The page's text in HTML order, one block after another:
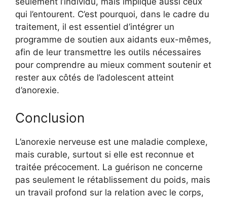
qui l’entourent. C’est pourquoi, dans le cadre du
traitement, il est essentiel d’intégrer un
programme de soutien aux aidants eux-mêmes,
afin de leur transmettre les outils nécessaires
pour comprendre au mieux comment soutenir et
rester aux côtés de l’adolescent atteint
d’anorexie.
Conclusion
L’anorexie nerveuse est une maladie complexe,
mais curable, surtout si elle est reconnue et
traitée précocement. La guérison ne concerne
pas seulement le rétablissement du poids, mais
un travail profond sur la relation avec le corps,